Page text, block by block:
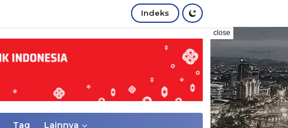
Indeks
close
Tag Lainnya